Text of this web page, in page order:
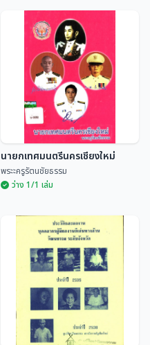
นายกเทศมนตรีนครเชียงใหม่
พระะครูรัตนชัยธรรม
นายกเทศมนตรีนครเชียงใหม่
พระะครูรัตนชัยธรรม
ว่าง 1/1 เล่ม